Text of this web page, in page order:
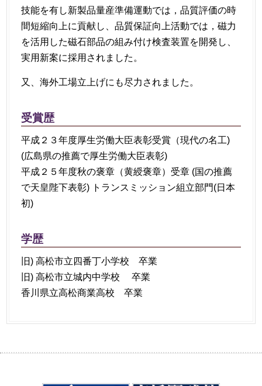
技能を有し新製品量産準備運動では，品質評価の時
間短縮向上に貢献し、品質保証向上活動では，磁力
を活用した磁石部品の組み付け検査装置を開発し、
実用新案に採用されました。
又、海外工場立上げにも尽力されました。
受賞歴
平成２３年度厚生労働大臣表彰受賞（現代の名工)
(広島県の推薦で厚生労働大臣表彰)
平成２５年度秋の褒章（黄綬褒章）受章 (国の推薦
で天皇陛下表彰) トランスミッション組立部門(日本
初)
学歴
旧) 高松市立四番丁小学校 卒業
旧) 高松市立城内中学校 卒業
香川県立高松商業高校 卒業